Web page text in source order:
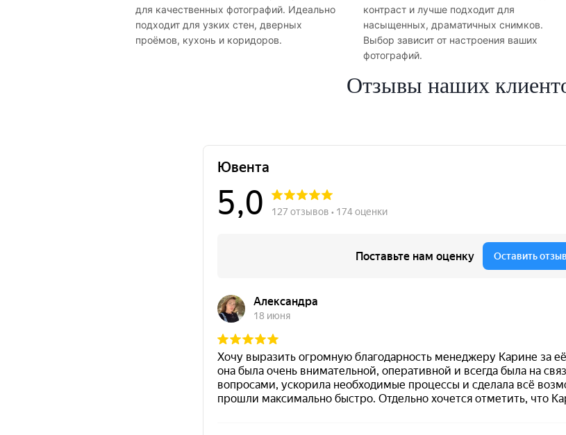
для качественных фотографий. Идеально
подходит для узких стен, дверных
проёмов, кухонь и коридоров.
контраст и лучше подходит для
насыщенных, драматичных снимков.
Выбор зависит от настроения ваших
фотографий.
Отзывы наших